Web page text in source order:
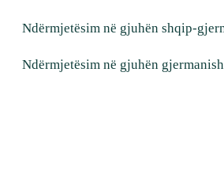
Ndërmjetësim në gjuhën shqip-
Ndërmjetësim në gjuhën